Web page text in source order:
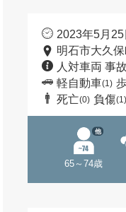
2023年5月
明石市大久
人対車両 事故
軽自動車(1)
死亡(0) 負傷(1)
65～74歳
他